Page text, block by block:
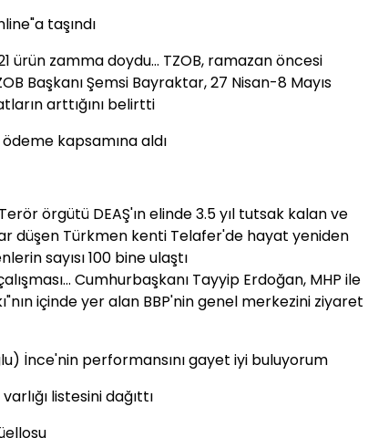
taşındı
ürün zamma doydu... TZOB, ramazan öncesi
Başkanı Şemsi Bayraktar, 27 Nisan-8 Mayıs
arttığını belirtti
kapsamına aldı
örgütü DEAŞ'ın elinde 3.5 yıl tutsak kalan ve
düşen Türkmen kenti Telafer'de hayat yeniden
sayısı 100 bine ulaştı
Cumhurbaşkanı Tayyip Erdoğan, MHP ile
içinde yer alan BBP'nin genel merkezini ziyaret
İnce'nin performansını gayet iyi buluyorum
listesini dağıttı